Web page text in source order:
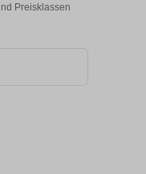
Preisklassen